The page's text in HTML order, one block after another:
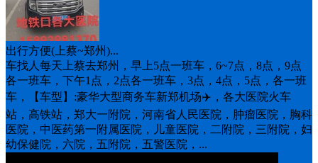
出行方便(上蔡~郑州)...
车找人每天上蔡去郑州，早上5点一班车，6~7点，8点，9点
各一班车，下午1点，2点各一班车，3点，4点，5点，各一班
车，【车型】:豪华大型商务车新郑机场✈️，各大医院火车
站，高铁站，郑大一附院，河南省人民医院，肿瘤医院，胸科
医院，中医药第一附属医院，儿童医院，二附院，三附院，妇
幼保健院，六院，五附院，五警医院，...